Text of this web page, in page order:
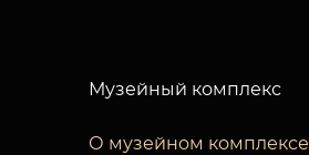
Музейный комплекс
О музейном комплексе